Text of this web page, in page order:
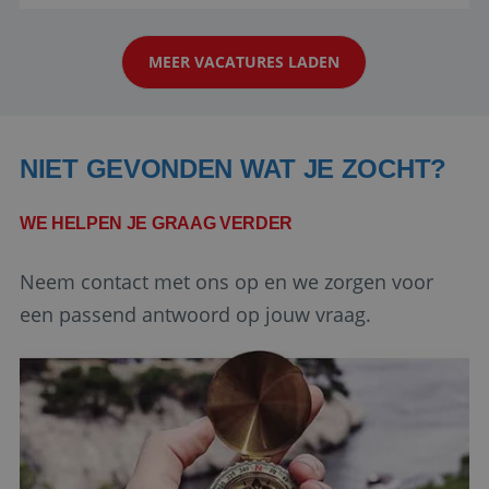
klanten te overtuigen om die droomreis te
boeken! ...
MEER VACATURES LADEN
NIET GEVONDEN WAT JE ZOCHT?
WE HELPEN JE GRAAG VERDER
Neem contact met ons op en we zorgen voor
een passend antwoord op jouw vraag.
Naam
Aanbieder/
Domein
PHPSESSID
PHP.net
Google Privacy Policy